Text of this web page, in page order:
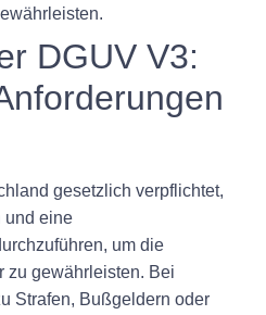
DGUV V3:
gesetzlich verpflichtet,
und eine
um die
zu gewährleisten. Bei
Strafen, Bußgeldern oder